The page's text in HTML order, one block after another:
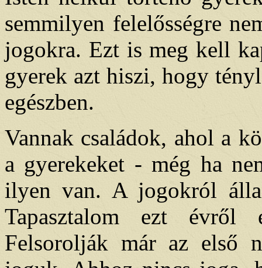
semmilyen felelősségre
jogokra. Ezt is meg kell
gyerek azt hiszi, hogy
egészben.
Vannak családok, ahol a
a gyerekeket - még ha
ilyen van. A jogokról
Tapasztalom ezt évről
Felsorolják már az első